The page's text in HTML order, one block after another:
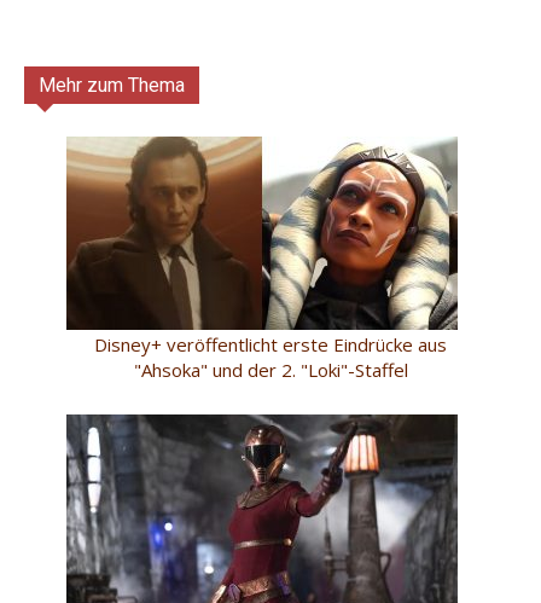
Mehr zum Thema
Disney+ veröffentlicht erste Eindrücke aus
"Ahsoka" und der 2. "Loki"-Staffel